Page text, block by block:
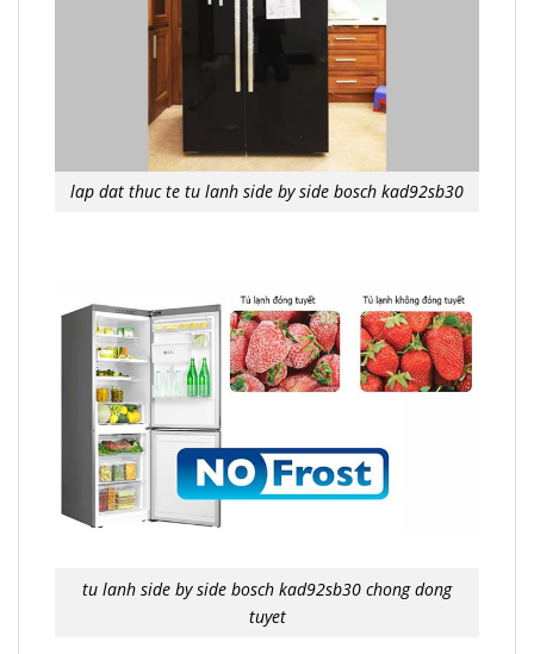
lap dat thuc te tu lanh side by side bosch kad92sb30
tu lanh side by side bosch kad92sb30 chong dong
tuyet